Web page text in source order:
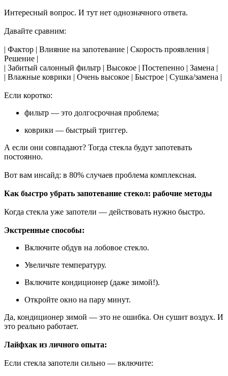
Интересный вопрос. И тут нет однозначного ответа.
Давайте сравним:
| Фактор | Влияние на запотевание | Скорость проявления |
Решение |
| Забитый салонный фильтр | Высокое | Постепенно | Замена |
| Влажные коврики | Очень высокое | Быстрое | Сушка/замена |
Если коротко:
фильтр — это долгосрочная проблема;
коврики — быстрый триггер.
А если они совпадают? Тогда стекла будут запотевать
постоянно.
Вот вам инсайд: в 80% случаев проблема комплексная.
Как быстро убрать запотевание стекол: рабочие методы
Когда стекла уже запотели — действовать нужно быстро.
Экстренные способы:
Включите обдув на лобовое стекло.
Увеличьте температуру.
Включите кондиционер (даже зимой!).
Откройте окно на пару минут.
Да, кондиционер зимой — это не ошибка. Он сушит воздух. И
это реально работает.
Лайфхак из личного опыта:
Если стекла запотели сильно — включите: